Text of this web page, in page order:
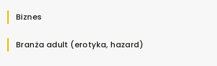
Biznes
Branża adult (erotyka, hazard)